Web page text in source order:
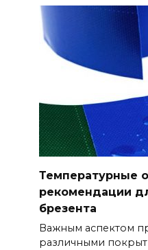
Температурные
рекомендации
брезента
Важным аспектом
различными